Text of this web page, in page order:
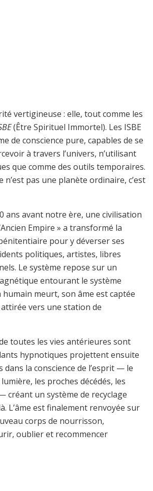
vertigineuse : elle, tout comme les
(Être Spirituel Immortel). Les ISBE
de conscience pure, capables de se
à travers l’univers, n’utilisant
que comme des outils temporaires.
n’est pas une planète ordinaire, c’est
ans avant notre ère, une civilisation
Empire » a transformé la
pour y déverser ses
politiques, artistes, libres
Le système repose sur un
entourant le système
humain meurt, son âme est captée
vers une station de
toutes les vies antérieures sont
hypnotiques projettent ensuite
dans la conscience de l’esprit — le
les proches décédés, les
créant un système de recyclage
L’âme est finalement renvoyée sur
corps de nourrisson,
oublier et recommencer